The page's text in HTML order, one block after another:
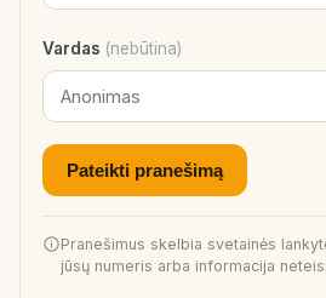
Vardas (nebūtina)
Pateikti pranešimą
Pranešimus skelbia svetainės
jūsų numeris arba informacija